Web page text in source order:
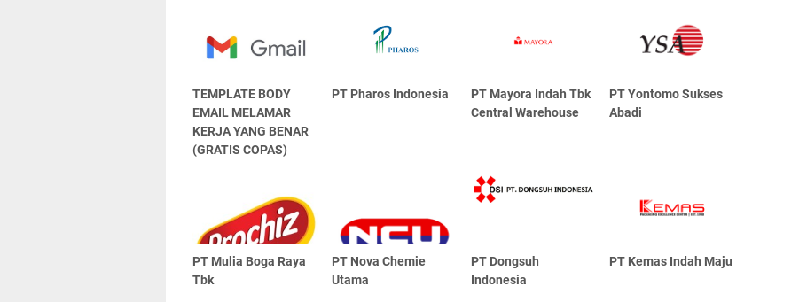
TEMPLATE BODY
EMAIL MELAMAR
KERJA YANG BENAR
(GRATIS COPAS)
PT Pharos Indonesia
PT Mayora Indаh Tbk
Central Warehouse
PT Yontomo Sukses
Abadi
PT Mulia Boga Raya
Tbk
PT Nova Chemie
Utama
PT Dongsuh
Indonesia
PT Kemas Indah Maju